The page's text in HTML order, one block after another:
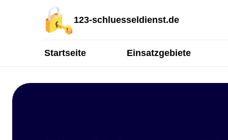
123-schluesseldienst.de
Startseite Einsatzgebiete